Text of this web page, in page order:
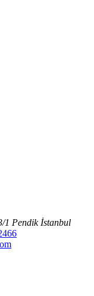
1 Pendik İstanbul